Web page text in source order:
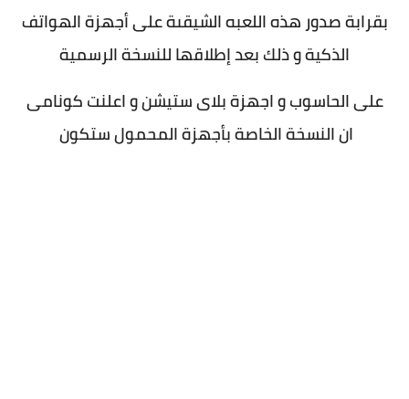
بقرابة صدور هذه اللعبه الشيقىة على أجهزة الهواتف
الذكية و ذلك بعد إطلاقها للنسخة الرسمية
على الحاسوب و اجهزة بلاى ستيشن و اعلنت كونامى
ان النسخة الخاصة بأجهزة المحمول ستكون